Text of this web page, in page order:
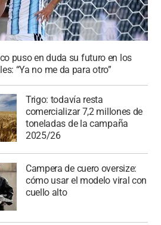
puso en duda su futuro en los
“Ya no me da para otro”
Trigo: todavía resta
comercializar 7,2 millones de
toneladas de la campaña
2025/26
Campera de cuero oversize:
cómo usar el modelo viral con
cuello alto